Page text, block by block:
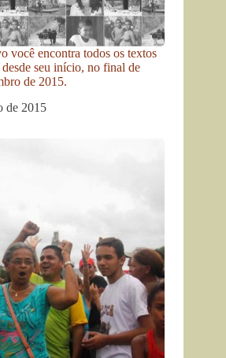
você encontra todos os textos
seu início, no final de
de 2015.
de 2015